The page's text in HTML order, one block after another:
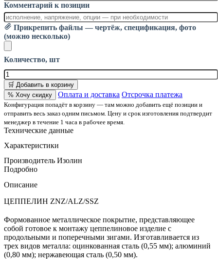
Комментарий к позиции
Прикрепить файлы — чертёж, спецификация, фото
(можно несколько)
Количество, шт
🛒 Добавить в корзину
% Хочу скидку
Оплата и доставка Отсрочка платежа
Конфигурация попадёт в корзину — там можно добавить ещё позиции и
отправить весь заказ одним письмом. Цену и срок изготовления подтвердит
менеджер в течение 1 часа в рабочее время.
Технические данные
Характеристики
Производитель Изолин
Подробно
Описание
ЦЕППЕЛИН ZNZ/ALZ/SSZ
Формованное металлическое покрытие, представляющее
собой готовое к монтажу цеппелиновое изделие с
продольными и поперечными зигами. Изготавливается из
трех видов металла: оцинкованная сталь (0,55 мм); алюминий
(0,80 мм); нержавеющая сталь (0,50 мм).